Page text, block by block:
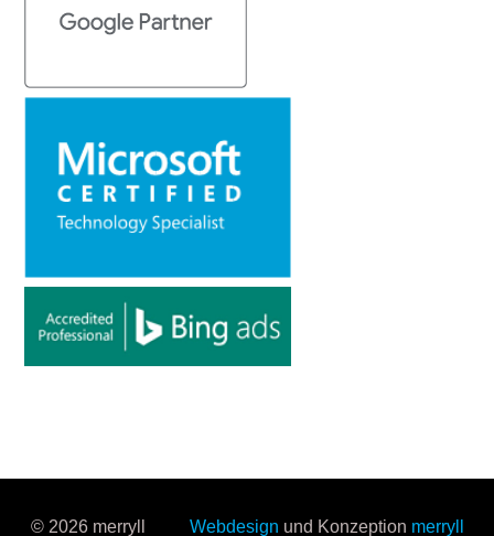
© 2026 merryll Webdesign und Konzeption merryll